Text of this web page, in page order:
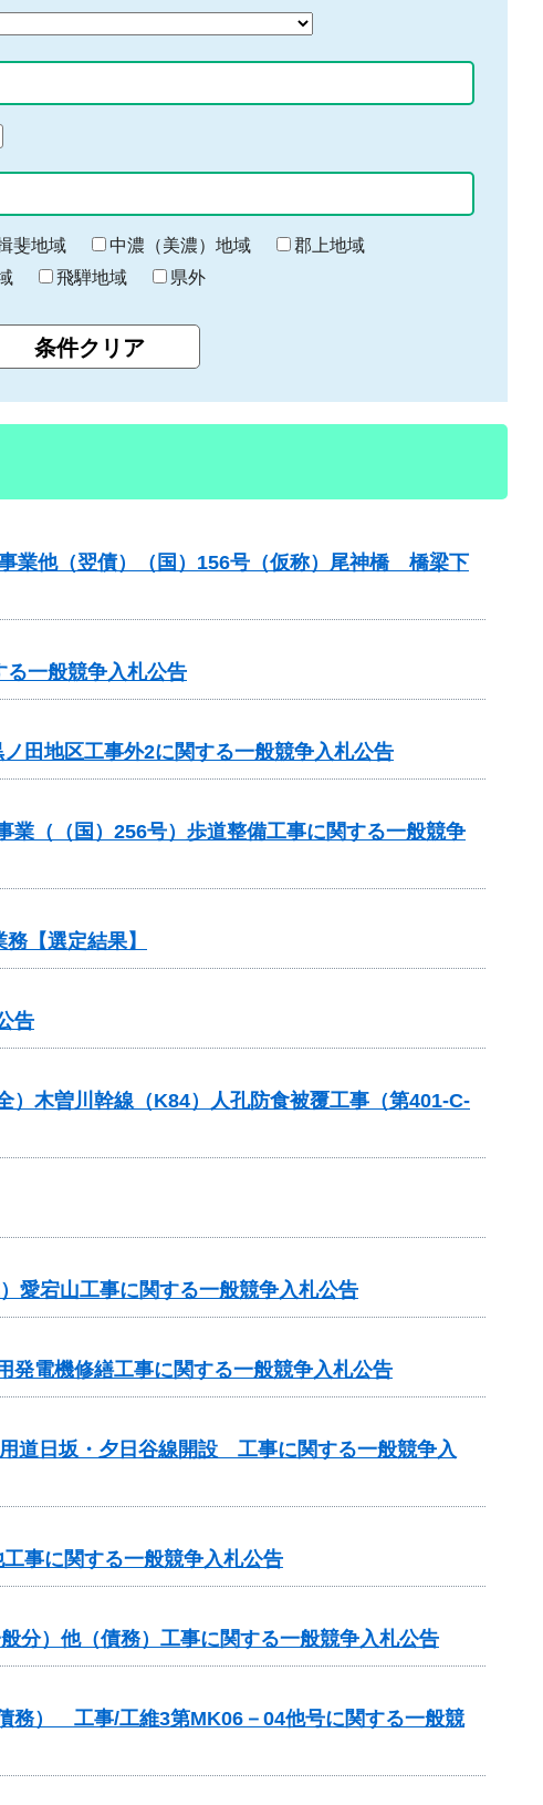
斐地域 中濃（美濃）地域
郡上地域
飛騨地域 県外
業他（翌債）（国）156号（仮称）尾神橋 橋梁下
一般競争入札公告
田地区工事外2に関する一般競争入札公告
（（国）256号）歩道整備工事に関する一般競争
【選定結果】
告
木曽川幹線（K84）人孔防食被覆工事（第401-C-
愛宕山工事に関する一般競争入札公告
発電機修繕工事に関する一般競争入札公告
道日坂・夕日谷線開設 工事に関する一般競争入
事に関する一般競争入札公告
）他（債務）工事に関する一般競争入札公告
務） 工事/工維3第MK06－04他号に関する一般競